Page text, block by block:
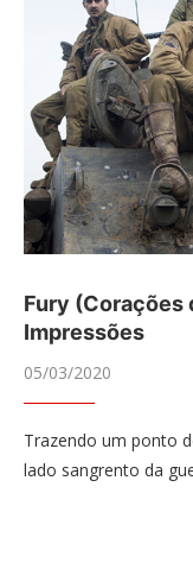
Fury (Corações
Impressões
05/03/2020
Trazendo um ponto
lado sangrento da